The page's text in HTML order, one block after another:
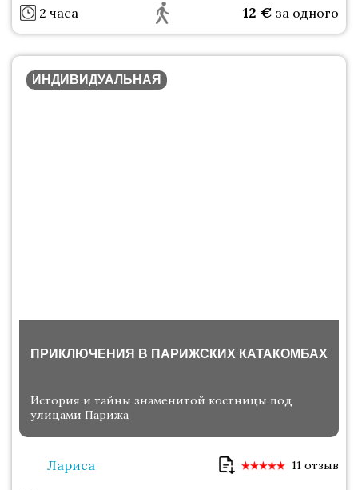
2 часа 12 € за одного
ИНДИВИДУАЛЬНАЯ
ПРИКЛЮЧЕНИЯ В ПАРИЖСКИХ КАТАКОМБАХ
История и тайны знаменитой костницы под
улицами Парижа
Лариса 11 отзыв